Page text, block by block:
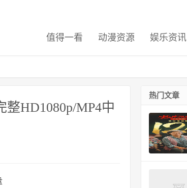
值得一看 动漫资源 娱乐资讯
HD1080p/MP4中
热门文章